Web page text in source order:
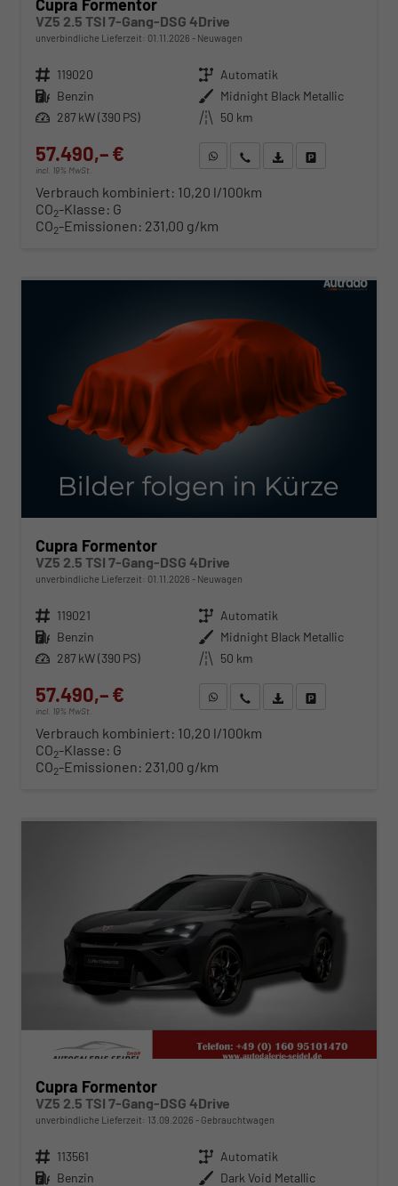
Cupra Formentor
VZ5 2.5 TSI 7-Gang-DSG 4Drive
unverbindliche Lieferzeit: 01.11.2026 Neuwagen
Fahrzeugnr. 119020 Getriebe Automatik
Kraftstoff Benzin Außenfarbe Midnight Black Metallic
Leistung 287 kW (390 PS) Kilometerstand 50 km
57.490,– €
incl. 19% MwSt.
WhatsApp anfragen
Wir rufen Sie anFahrzeugexposé (PDF)
Verbrauch kombiniert: 10,20 l/100km
CO2-Klasse: G
CO2-Emissionen: 231,00 g/km
Cupra Formentor
VZ5 2.5 TSI 7-Gang-DSG 4Drive
unverbindliche Lieferzeit: 01.11.2026 Neuwagen
Fahrzeugnr. 119021 Getriebe Automatik
Kraftstoff Benzin Außenfarbe Midnight Black Metallic
Leistung 287 kW (390 PS) Kilometerstand 50 km
57.490,– €
incl. 19% MwSt.
WhatsApp anfragen
Wir rufen Sie anFahrzeugexposé (PDF)
Verbrauch kombiniert: 10,20 l/100km
CO2-Klasse: G
CO2-Emissionen: 231,00 g/km
Cupra Formentor
VZ5 2.5 TSI 7-Gang-DSG 4Drive
unverbindliche Lieferzeit: 13.09.2026 Gebrauchtwagen
Fahrzeugnr. 113561 Getriebe Automatik
Kraftstoff Benzin Außenfarbe Dark Void Metallic